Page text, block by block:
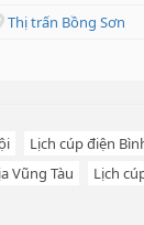
Thị trấn Bồng Sơn
Lịch cúp điện
Vũng Tàu
Lịch